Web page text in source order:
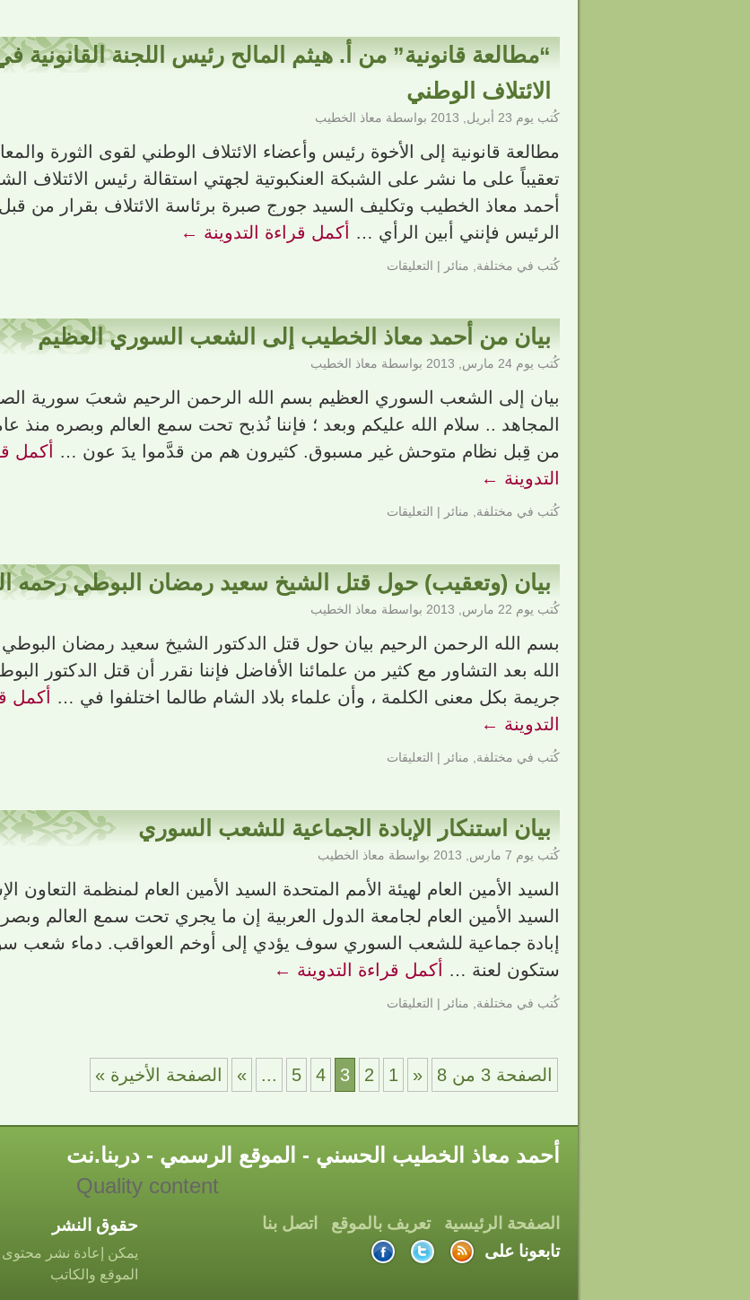
“مطالعة قانونية” من أ. هيثم المالح رئيس اللجنة القانونية
الائتلاف الوطني
كُتب يوم 23 أبريل, 2013 بواسطة معاذ الخطيب
مطالعة قانونية إلى الأخوة رئيس وأعضاء الائتلاف الوطني لقوى الثورة
تعقيباً على ما نشر على الشبكة العنكبوتية لجهتي استقالة رئيس الائتلاف
أحمد معاذ الخطيب وتكليف السيد جورج صبرة برئاسة الائتلاف بقرار من
الرئيس فإنني أبين الرأي …
أكمل قراءة التدوينة ←
كُتب في مختلفة منائر | التعليقات
بيان من أحمد معاذ الخطيب إلى الشعب السوري العظيم
كُتب يوم 24 مارس, 2013 بواسطة معاذ الخطيب
بيان إلى الشعب السوري العظيم بسم الله الرحمن الرحيم شعبَ سورية
المجاهد .. سلام الله عليكم وبعد ؛ فإننا نُذبح تحت سمع العالم وبصره منذ
من قِبل نظام متوحش غير مسبوق. كثيرون هم من قدَّموا يدَ عون …
أكمل
التدوينة ←
كُتب في مختلفة منائر | التعليقات
بيان (وتعقيب) حول قتل الشيخ سعيد رمضان البوطي رحمه
كُتب يوم 22 مارس, 2013 بواسطة معاذ الخطيب
بسم الله الرحمن الرحيم بيان حول قتل الدكتور الشيخ سعيد رمضان
الله بعد التشاور مع كثير من علمائنا الأفاضل فإننا نقرر أن قتل الدكتور
جريمة بكل معنى الكلمة ، وأن علماء بلاد الشام طالما اختلفوا في …
أكمل
التدوينة ←
كُتب في مختلفة منائر | التعليقات
بيان استنكار الإبادة الجماعية للشعب السوري
كُتب يوم 7 مارس, 2013 بواسطة معاذ الخطيب
السيد الأمين العام لهيئة الأمم المتحدة السيد الأمين العام لمنظمة التعاون
السيد الأمين العام لجامعة الدول العربية إن ما يجري تحت سمع العالم
إبادة جماعية للشعب السوري سوف يؤدي إلى أوخم العواقب. دماء شعب
ستكون لعنة …
أكمل قراءة التدوينة ←
كُتب في مختلفة منائر | التعليقات
الصفحة 3 من 8 «
1
2
3
4
5
...
» الصفحة الأخيرة »
أحمد معاذ الخطيب الحسني - الموقع الرسمي - دربنا.نت
Quality content
الصفحة الرئيسية تعريف بالموقع
اتصل بنا
تابعونا على
حقوق النشر
يمكن إعادة نشر محتوى
الموقع والكاتب